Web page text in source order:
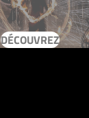
DÉCOUVREZ